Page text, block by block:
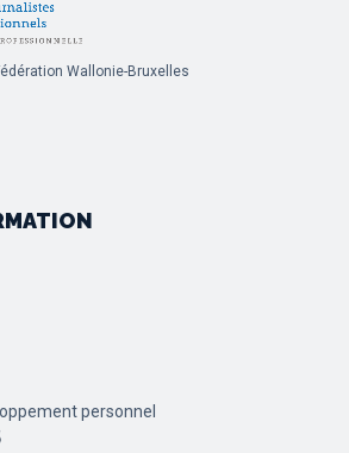
Wallonie-Bruxelles
personnel